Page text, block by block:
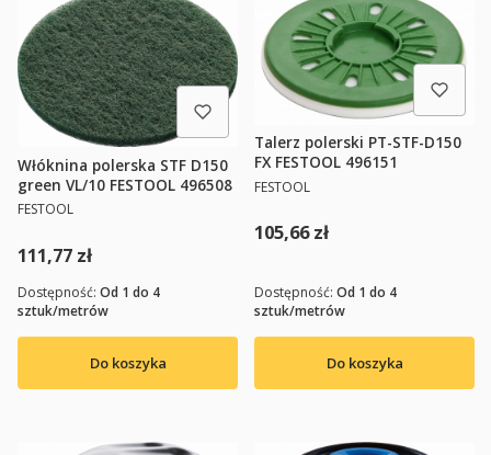
Włóknina polerska STF D150
green VL/10 FESTOOL 496508
PRODUCENT
FESTOOL
Cena
111,77 zł
Do koszyka
Dostępność: Od 1 do 4
sztuk/metrów
Talerz polerski PT-STF-D150
FX FESTOOL 496151
PRODUCENT
FESTOOL
Cena
105,66 zł
Do koszyka
Dostępność: Od 1 do 4
sztuk/metrów